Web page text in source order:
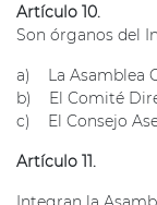
Artículo 10.
Son órganos del
a) La Asamblea
b) El Comité
c) El Consejo
Artículo 11.